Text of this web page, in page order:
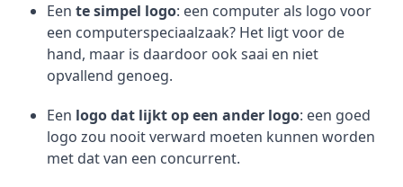
Een te simpel logo: een computer als logo voor
een computerspeciaalzaak? Het ligt voor de
hand, maar is daardoor ook saai en niet
opvallend genoeg.
Een logo dat lijkt op een ander logo: een goed
logo zou nooit verward moeten kunnen worden
met dat van een concurrent.